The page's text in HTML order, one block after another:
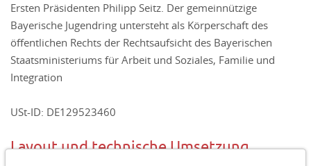
Ersten Präsidenten Philipp Seitz. Der gemeinnützige
Bayerische Jugendring untersteht als Körperschaft des
öffentlichen Rechts der Rechtsaufsicht des Bayerischen
Staatsministeriums für Arbeit und Soziales, Familie und
Integration
USt-ID: DE129523460
Layout und technische Umsetzung